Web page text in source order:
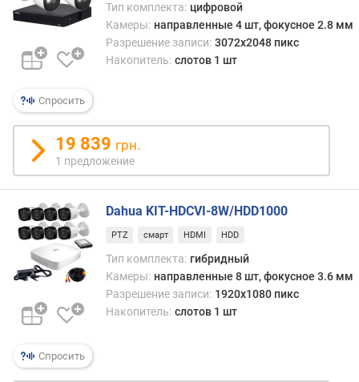
L
N
(
J
-
4
5
)
(
ш
т
)
E
A
T
(
ш
Спросить
Тип комплекта: цифровой
Камеры: направленные 4 шт, фокусное 2.8 мм
Разрешение записи: 3072x2048 пикс
Накопитель: слотов 1 шт
19 839 грн.
1 предложение
Спросить
Dahua KIT-HDCVI-8W/HDD1000
PTZ смарт HDMI HDD
Тип комплекта: гибридный
Камеры: направленные 8 шт, фокусное 3.6 мм
Разрешение записи: 1920x1080 пикс
Накопитель: слотов 1 шт